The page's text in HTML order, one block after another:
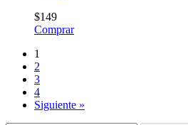
$149
Comprar
1
2
3
4
Siguiente »